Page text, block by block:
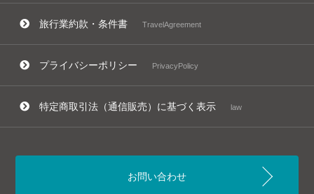
旅行業約款・条件書 TravelAgreement
プライバシーポリシー PrivacyPolicy
特定商取引法（通信販売）に基づく表示 law
お問い合わせ